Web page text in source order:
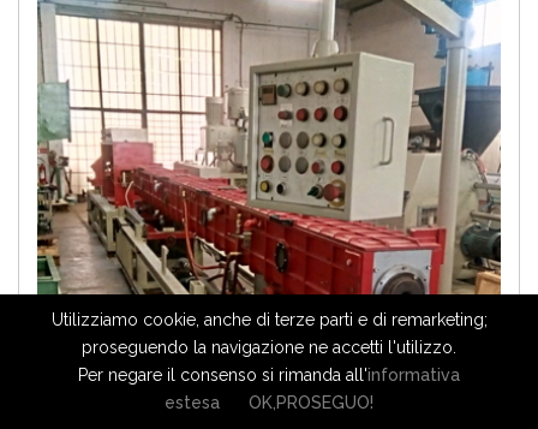
Utilizziamo cookie, anche di terze parti e di remarketing;
proseguendo la navigazione ne accetti l'utilizzo.
Per negare il consenso si rimanda all'informativa
estesa
OK,PROSEGUO!